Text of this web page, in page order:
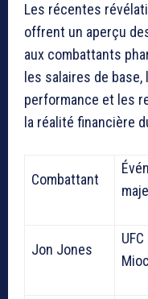
Les récentes
offrent un aperçu
aux combattants
les salaires de
performance et les
la réalité financière
Combattant
Jon Jones